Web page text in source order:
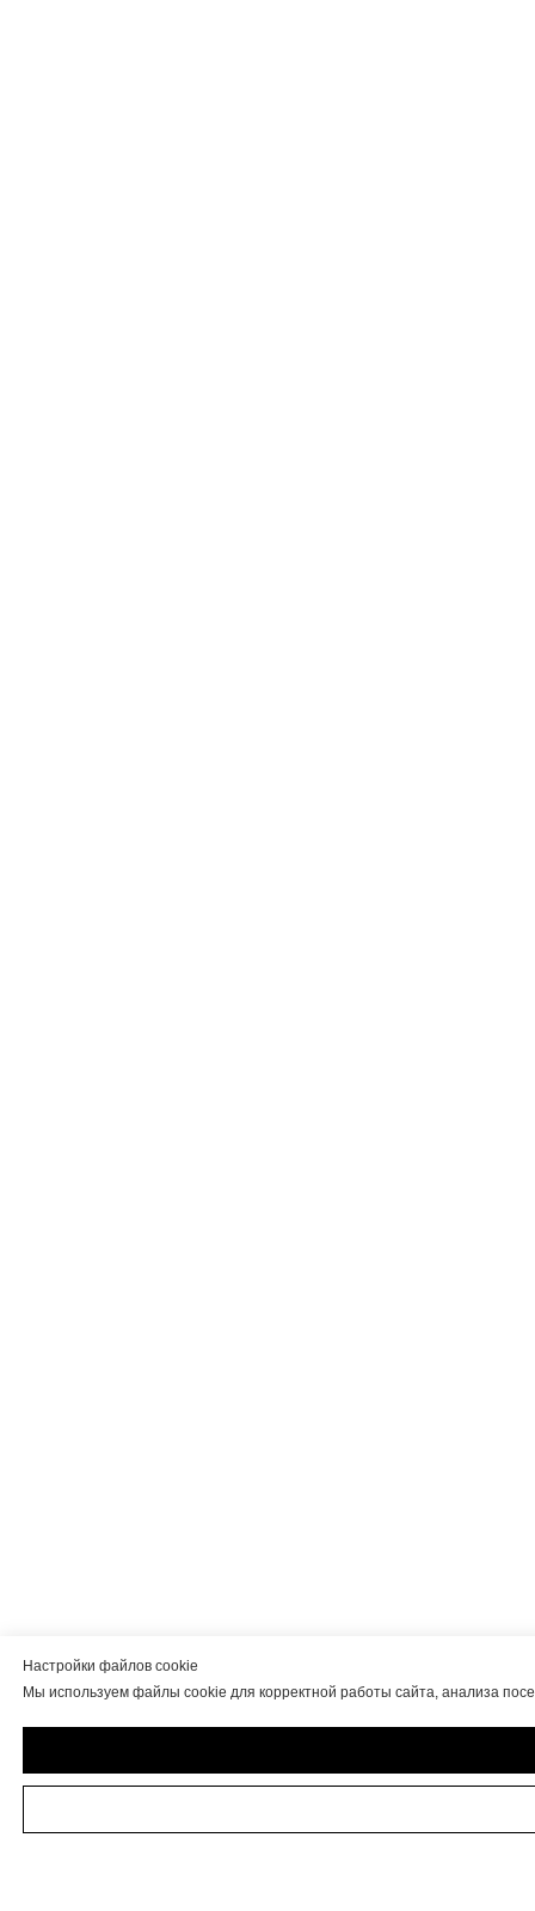
Настройки файлов cookie
Мы используем файлы cookie для корректной работы сайта, анализа